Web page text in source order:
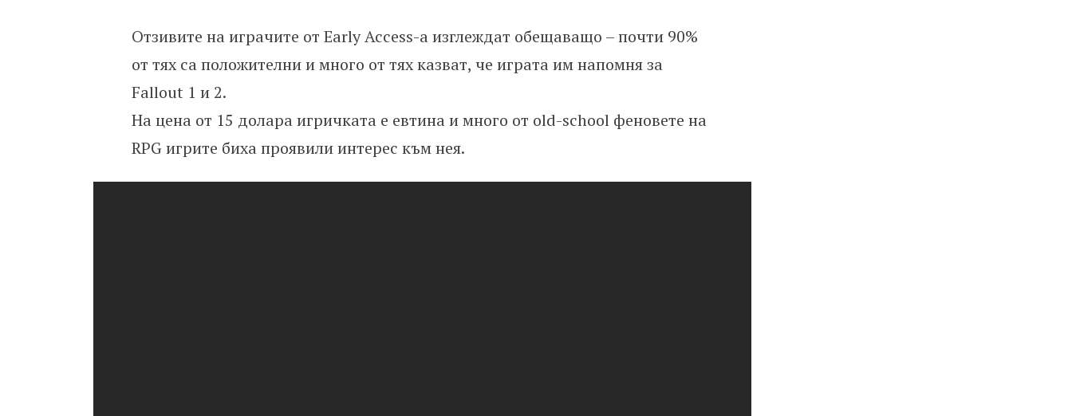
Отзивите на играчите от Early Access-а изглеждат обещаващо – почти 90%
от тях са положителни и много от тях казват, че играта им напомня за
Fallout 1 и 2.
На цена от 15 долара игричката е евтина и много от old-school феновете на
RPG игрите биха проявили интерес към нея.